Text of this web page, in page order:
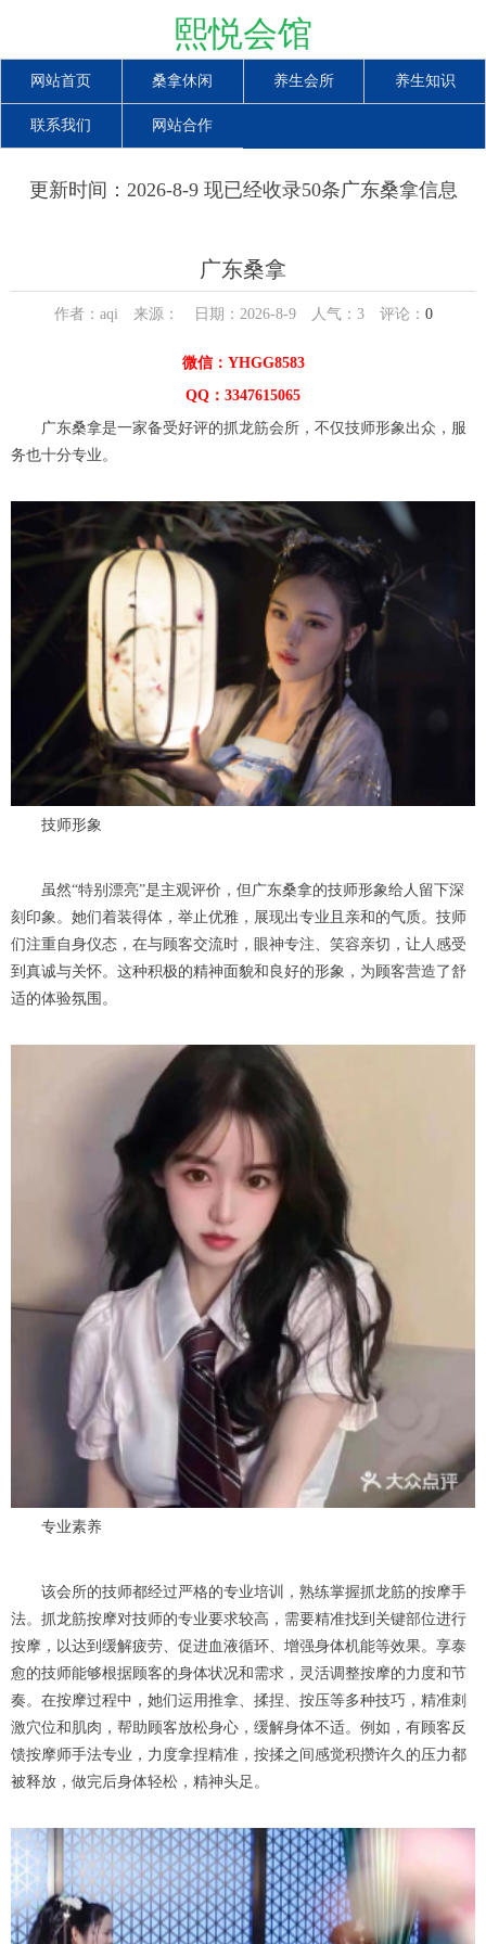
熙悦会馆
网站首页 桑拿休闲 养生会所 养生知识
联系我们 网站合作
更新时间：2026-8-9 现已经收录50条广东桑拿信息
广东桑拿
作者：aqi 来源： 日期：2026-8-9 人气： 3评论： 0
微信：YHGG8583
QQ：3347615065
广东桑拿是一家备受好评的抓龙筋会所，不仅技师形象出众，服
务也十分专业。
技师形象
虽然“特别漂亮”是主观评价，但广东桑拿的技师形象给人留下深
刻印象。她们着装得体，举止优雅，展现出专业且亲和的气质。技师
们注重自身仪态，在与顾客交流时，眼神专注、笑容亲切，让人感受
到真诚与关怀。这种积极的精神面貌和良好的形象，为顾客营造了舒
适的体验氛围。
专业素养
该会所的技师都经过严格的专业培训，熟练掌握抓龙筋的按摩手
法。抓龙筋按摩对技师的专业要求较高，需要精准找到关键部位进行
按摩，以达到缓解疲劳、促进血液循环、增强身体机能等效果。享泰
愈的技师能够根据顾客的身体状况和需求，灵活调整按摩的力度和节
奏。在按摩过程中，她们运用推拿、揉捏、按压等多种技巧，精准刺
激穴位和肌肉，帮助顾客放松身心，缓解身体不适。例如，有顾客反
馈按摩师手法专业，力度拿捏精准，按揉之间感觉积攒许久的压力都
被释放，做完后身体轻松，精神头足。